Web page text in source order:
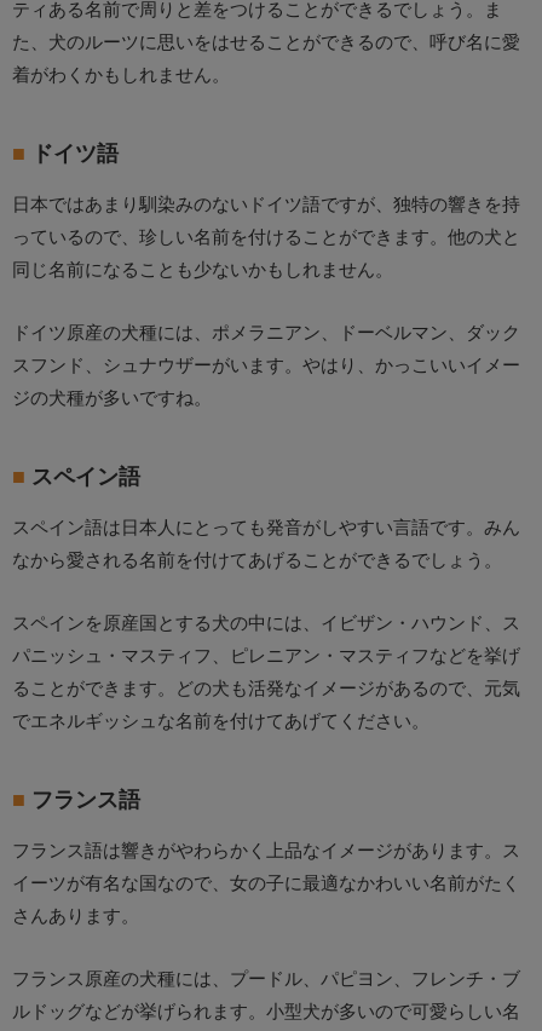
ティある名前で周りと差をつけることができるでしょう。ま
た、犬のルーツに思いをはせることができるので、呼び名に愛
着がわくかもしれません。
ドイツ語
日本ではあまり馴染みのないドイツ語ですが、独特の響きを持
っているので、珍しい名前を付けることができます。他の犬と
同じ名前になることも少ないかもしれません。
ドイツ原産の犬種には、ポメラニアン、ドーベルマン、ダック
スフンド、シュナウザーがいます。やはり、かっこいいイメー
ジの犬種が多いですね。
スペイン語
スペイン語は日本人にとっても発音がしやすい言語です。みん
なから愛される名前を付けてあげることができるでしょう。
スペインを原産国とする犬の中には、イビザン・ハウンド、ス
パニッシュ・マスティフ、ピレニアン・マスティフなどを挙げ
ることができます。どの犬も活発なイメージがあるので、元気
でエネルギッシュな名前を付けてあげてください。
フランス語
フランス語は響きがやわらかく上品なイメージがあります。ス
イーツが有名な国なので、女の子に最適なかわいい名前がたく
さんあります。
フランス原産の犬種には、プードル、パピヨン、フレンチ・ブ
ルドッグなどが挙げられます。小型犬が多いので可愛らしい名